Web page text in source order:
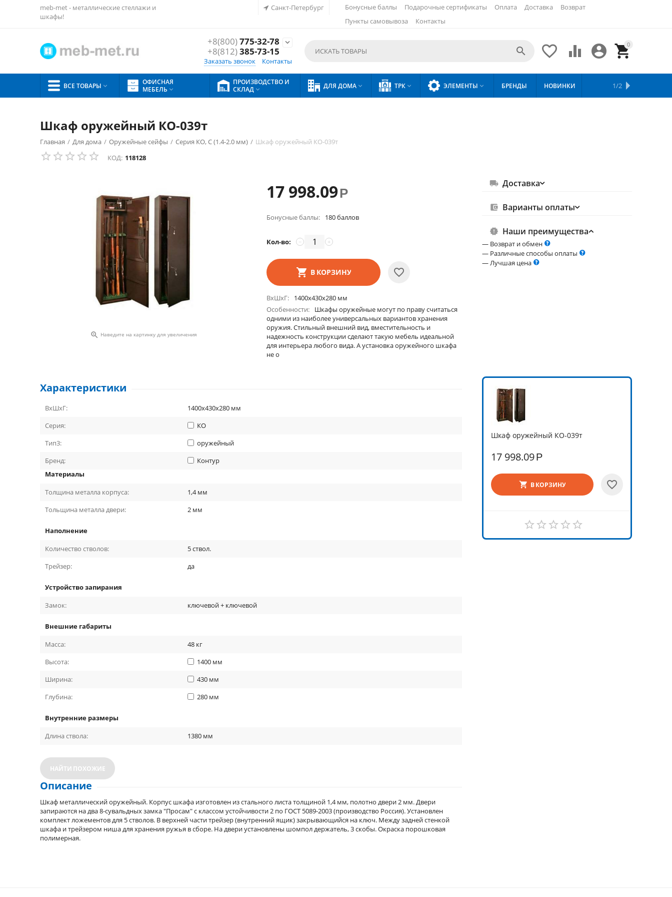
meb-met - металлические стеллажи и
шкафы!
Санкт-Петербург Бонусные баллы Подарочные сертификаты Оплата Доставка
Возврат
Пункты самовывоза
Контакты
+8(800)775-32-78
+8(812)385-73-15

Заказать звонок Контакты
0


 

ВСЕ ТОВАРЫ 
ОФИСНАЯ
МЕБЕЛЬ 
ПРОИЗВОДСТВО И
СКЛАД  ДЛЯ ДОМА  ТРК  ЭЛЕМЕНТЫ  БРЕНДЫ НОВИНКИ
ПРОДАЖ
СКИДКИ1/2
Шкаф оружейный КО-039т
Главная / Для дома / Оружейные сейфы / Серия КО, С (1.4-2.0 мм) / Шкаф оружейный КО-039т
КОД: 118128
 Наведите на картинку для увеличения
17 998.09Р
Бонусные баллы: 180 баллов
Кол-во: +
−
В КОРЗИНУ
ВхШхГ
1400х430х280 мм
Особенности
Шкафы оружейные могут по праву считаться
одними из наиболее универсальных вариантов хранения
оружия. Стильный внешний вид, вместительность и
надежность конструкции сделают такую мебель идеальной
для интерьера любого вида. А установка оружейного шкафа
не о
Доставка
Варианты оплаты
Наши преимущества
— Возврат и обмен
— Различные способы оплаты
— Лучшая цена
Шкаф оружейный КО-039т
17 998.09Р
В КОРЗИНУ
Характеристики
ВхШхГ:
1400х430х280 мм
Серия:
КО
Тип3:
оружейный
Бренд:
Контур
Материалы
Толщина металла корпуса:
1,4 мм
Тольщина металла двери:
2 мм
Наполнение
Количество стволов:
5ствол.
Трейзер:
да
Устройство запирания
Замок:
ключевой + ключевой
Внешние габариты
Масса:
48 кг
Высота:
1400 мм
Ширина:
430 мм
Глубина:
280 мм
Внутренние размеры
Длина ствола:
1380 мм
НАЙТИ ПОХОЖИЕ
Описание
Шкаф металлический оружейный. Корпус шкафа изготовлен из стального листа толщиной 1,4 мм, полотно двери 2 мм. Двери
запираются на два 8-сувальдных замка "Просам" с классом устойчивости 2 по ГОСТ 5089-2003 (производство Россия). Установлен
комплект ложементов для 5 стволов. В верхней части трейзер (внутренний ящик) закрывающийся на ключ. Между задней стенкой
шкафа и трейзером ниша для хранения ружья в сборе. На двери установлены шомпол держатель, 3 скобы. Окраска порошковая
полимерная.